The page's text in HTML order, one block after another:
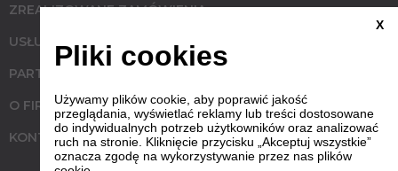
ZREALIZOWANE ZAMÓWIENIA
USŁUGI
PARTNERZY
O FIRMIE
KONTAKT
X
Pliki cookies
Używamy plików cookie, aby poprawić jakość
przeglądania, wyświetlać reklamy lub treści dostosowane
do indywidualnych potrzeb użytkowników oraz analizować
ruch na stronie. Kliknięcie przycisku „Akceptuj wszystkie”
oznacza zgodę na wykorzystywanie przez nas plików